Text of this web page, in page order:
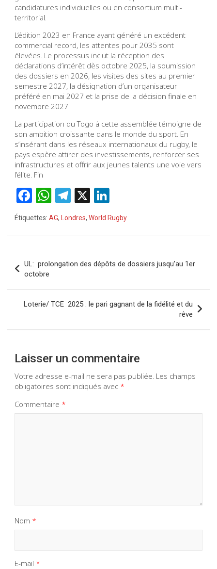
candidatures individuelles ou en consortium multi-
territorial.
L’édition 2023 en France ayant généré un excédent
commercial record, les attentes pour 2035 sont
élevées. Le processus inclut la réception des
déclarations d’intérêt dès octobre 2025, la soumission
des dossiers en 2026, les visites des sites au premier
semestre 2027, la désignation d’un organisateur
préféré en mai 2027 et la prise de la décision finale en
novembre 2027
La participation du Togo à cette assemblée témoigne de
son ambition croissante dans le monde du sport. En
s’insérant dans les réseaux internationaux du rugby, le
pays espère attirer des investissements, renforcer ses
infrastructures et offrir aux jeunes talents une voie vers
l’élite. Fin
F
a
o
o
k
W
h
at
A
p
p
T
el
a
X
n
ke
n
Étiquettes: AG, Londres, World Rugby
de
l’article
UL: prolongation des dépôts de dossiers jusqu’au 1er
octobre
Loterie/ TCE 2025 : le pari gagnant de la fidélité et du
rêve
Laisser un commentaire
Votre adresse e-mail ne sera pas publiée. Les champs
obligatoires sont indiqués avec *
Commentaire *
Nom *
E-mail *